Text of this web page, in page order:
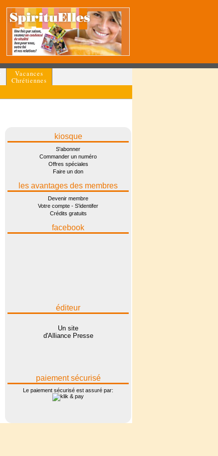
Vacances
Chrétiennes
kiosque
S'abonner
Commander un numéro
Offres spéciales
Faire un don
les avantages des membres
Devenir membre
Votre compte - S'identifer
Crédits gratuits
facebook
éditeur
Un site
d'Alliance Presse
paiement sécurisé
Le paiement sécurisé est assuré par: